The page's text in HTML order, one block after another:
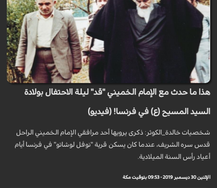
هذا ما حدث مع الإمام الخميني "قد" ليلة الاحتفال بولادة
السيد المسيح (ع) في فرنسا! (فيديو)
شخصيات خالدة_الكوثر: ذكرى يرويها أحد مرافقي الإمام الخميني الراحل
قدس سره الشريف، عندما كان يسكن قرية "نوفل لوشاتو" في فرنسا أيام
أعياد رأس السنة الميلادية.
الإثنين 30 ديسمبر 2019 - 09:53 بتوقيت مكة